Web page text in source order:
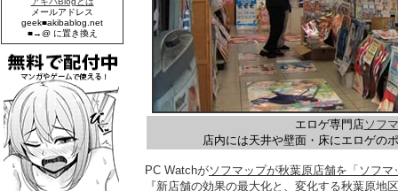
エロゲ専門店ソフ
店内には天井や壁面・床にエロゲの
PC Watchがソフマップが秋葉原店舗を「ソフ
『新店舗の効果の最大化と、変化する秋葉原地